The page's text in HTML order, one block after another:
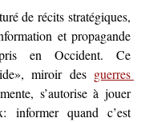
de récits stratégiques,
et propagande
en Occident. Ce
miroir des guerres
s’autorise à jouer
informer quand c’est